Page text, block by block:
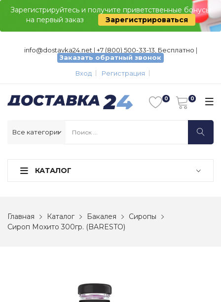
Зарегистрируйтесь и получите приветственные бонусы
на первый заказ
Зарегистрироваться
info@dostavka24.net | +7 (800) 500-33-13, Бесплатно |
Заказать обратный звонок
Вход
Регистрация
КАТАЛОГ
Главная Каталог Бакалея
Сиропы
Сироп Мохито 300гр. (BARESTO)